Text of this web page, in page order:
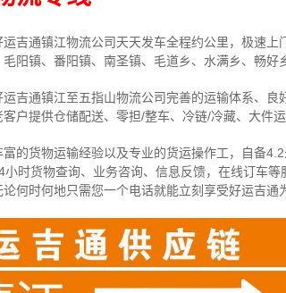
运吉通镇江物流公司天天发车全程约公里， 极速上
阳镇、番阳镇、南圣镇、毛道乡、水满乡、畅好
吉通镇江至五指山物流公司完善的运输体系、
户提供仓储配送、零担/整车、冷链/冷藏、大件
富的货物运输经验以及专业的货运操作工，自备
小时货物查询、业务咨询、信息反馈，在线订车等
论何时何地只需您一个电话就能立刻享受好运吉通